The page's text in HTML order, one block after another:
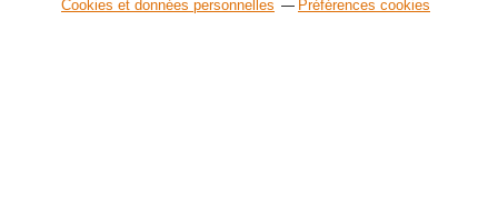
Cookies et données personnelles
Préférences cookies